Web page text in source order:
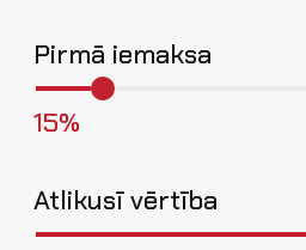
Pirmā iemaksa
15%
Atlikusī vērtība